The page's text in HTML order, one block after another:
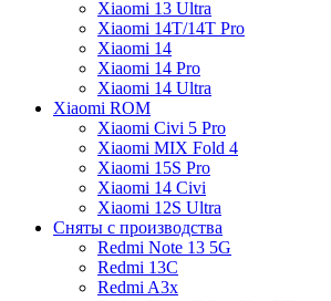
Xiaomi 13 Ultra
Xiaomi 14T/14T Pro
Xiaomi 14
Xiaomi 14 Pro
Xiaomi 14 Ultra
Xiaomi ROM
Xiaomi Civi 5 Pro
Xiaomi MIX Fold 4
Xiaomi 15S Pro
Xiaomi 14 Civi
Xiaomi 12S Ultra
Сняты с производства
Redmi Note 13 5G
Redmi 13C
Redmi A3x